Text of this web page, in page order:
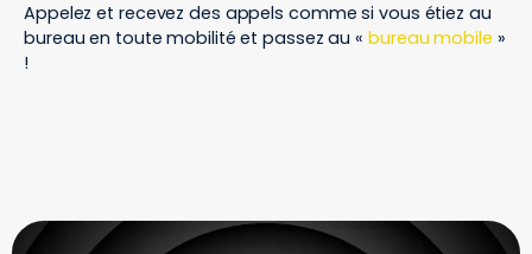
Appelez et recevez des appels comme si vous étiez au
bureau en toute mobilité et passez au « bureau mobile »
!